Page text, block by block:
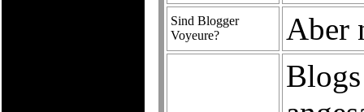
Sind Blogger
Voyeure?
Aber